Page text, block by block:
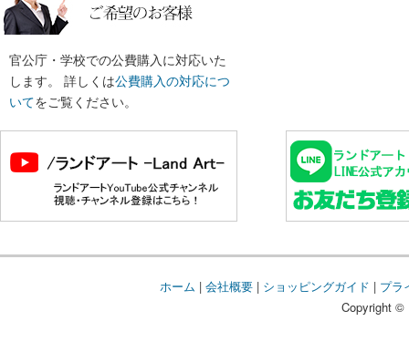
官公庁・学校での公費購入に対応いた
します。 詳しくは公費購入の対応につ
いてをご覧ください。
ホーム | 会社概要| ショッピングガイド | プラ
Copyright ©